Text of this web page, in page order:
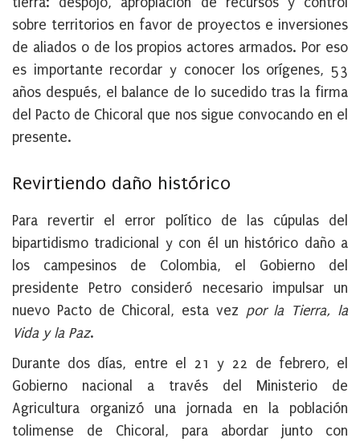
sobre territorios en favor de proyectos e inversiones
de aliados o de los propios actores armados. Por eso
es importante recordar y conocer los orígenes, 53
años después, el balance de lo sucedido tras la firma
del Pacto de Chicoral que nos sigue convocando en el
presente.
Revirtiendo daño histórico
Para revertir el error político de las cúpulas del
bipartidismo tradicional y con él un histórico daño a
los campesinos de Colombia, el Gobierno del
presidente Petro consideró necesario impulsar un
nuevo Pacto de Chicoral, esta vez por la Tierra, la
Vida y la Paz.
Durante dos días, entre el 21 y 22 de febrero, el
Gobierno nacional a través del Ministerio de
Agricultura organizó una jornada en la población
tolimense de Chicoral, para abordar junto con